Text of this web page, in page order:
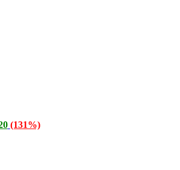
(131%)